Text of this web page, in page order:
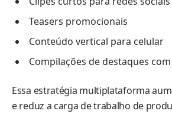
Teasers promocionais
Conteúdo vertical para celular
Compilações de destaques
Essa estratégia multiplataforma
e reduz a carga de trabalho de